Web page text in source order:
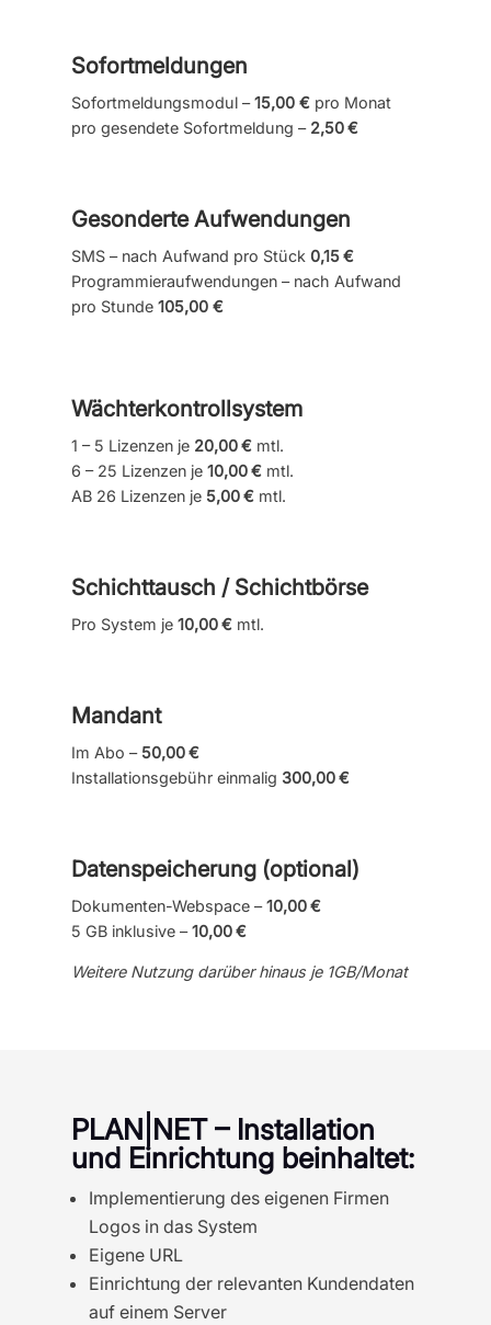
Sofortmeldungen
Sofortmeldungsmodul –15,00 €pro Monat
pro gesendete Sofortmeldung – 2,50 €
Gesonderte Aufwendungen
SMS – nach Aufwand pro Stück 0,15 €
Programmieraufwendungen – nach Aufwand
pro Stunde105,00 €
Wächterkontrollsystem
1 – 5 Lizenzen je 20,00 €mtl.
6 – 25 Lizenzen je10,00 €mtl.
AB 26 Lizenzen je 5,00 €mtl.
Schichttausch / Schichtbörse
Pro System je10,00 € mtl.
Mandant
Im Abo – 50,00 €
Installationsgebühr einmalig 300,00 €
Datenspeicherung (optional)
Dokumenten-Webspace –10,00 €
5 GB inklusive –10,00 €
Weitere Nutzung darüber hinaus je 1GB/Monat
PLAN|NET – Installation
und Einrichtung beinhaltet:
Implementierung des eigenen Firmen
Logos in das System
Eigene URL
Einrichtung der relevanten Kundendaten
auf einem Server